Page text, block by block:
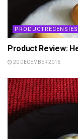
PRODUCTRECENSIES
Product Review:
20 DECEMBER 2016